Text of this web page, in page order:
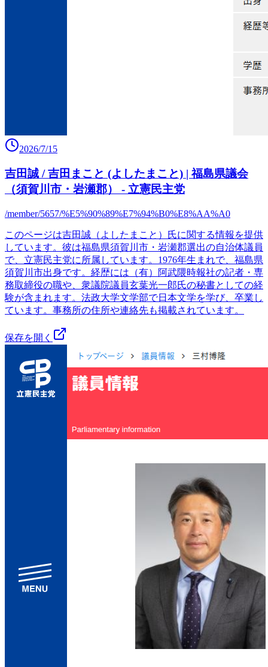
2026/7/15
吉田誠 / 吉田まこと (よしたまこと) | 福島県議会
（須賀川市・岩瀬郡） - 立憲民主党
/member/5657/%E5%90%89%E7%94%B0%E8%AA%A0
このページは吉田誠（よしたまこと）氏に関する情報を提供
しています。彼は福島県須賀川市・岩瀬郡選出の自治体議員
で、立憲民主党に所属しています。1976年生まれで、福島県
須賀川市出身です。経歴には（有）阿武隈時報社の記者・専
務取締役の職や、衆議院議員玄葉光一郎氏の秘書としての経
験が含まれます。法政大学文学部で日本文学を学び、卒業し
ています。事務所の住所や連絡先も掲載されています。
保存を開く